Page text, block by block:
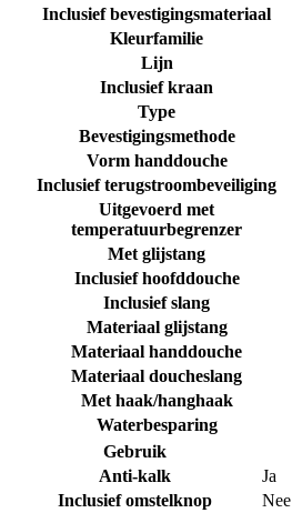
Inclusief bevestigingsmateriaal
Kleurfamilie
Lijn
Inclusief kraan
Type
Bevestigingsmethode
Vorm handdouche
Inclusief terugstroombeveiliging
Uitgevoerd met
temperatuurbegrenzer
Met glijstang
Inclusief hoofddouche
Inclusief slang
Materiaal glijstang
Materiaal handdouche
Materiaal doucheslang
Met haak/hanghaak
Waterbesparing
Gebruik
Anti-kalk
Ja
Inclusief omstelknop
Nee